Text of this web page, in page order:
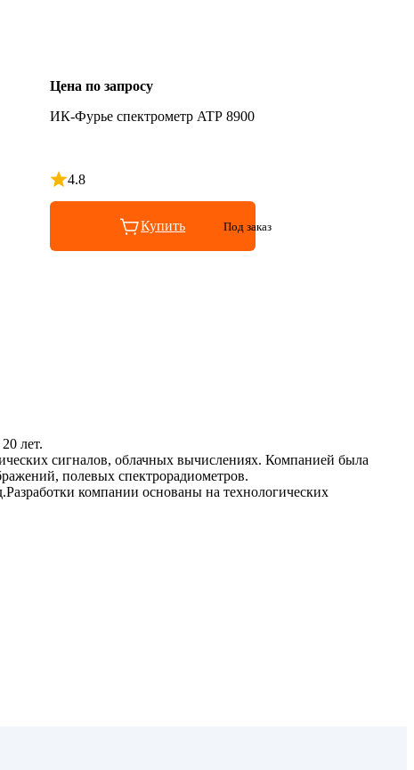
Цена по запросу
ИК-Фурье спектрометр ATP 8900
4.8
Рейтинг 4.8 из 5
Купить Под заказ
лет.
сигналов, облачных вычислениях. Компанией была
полевых спектрорадиометров.
компании основаны на технологических